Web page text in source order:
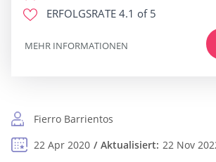
ERFOLGSRATE 4.1 of 5
MEHR INFORMATIONEN
Fierro Barrientos
22 Apr 2020
Aktualisiert: 22 Nov